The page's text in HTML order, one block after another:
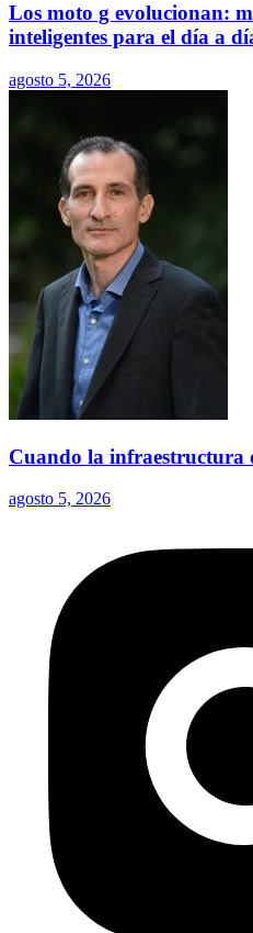
Los moto g evolucionan:
inteligentes para el día a
agosto 5, 2026
Cuando la infraestructura
agosto 5, 2026